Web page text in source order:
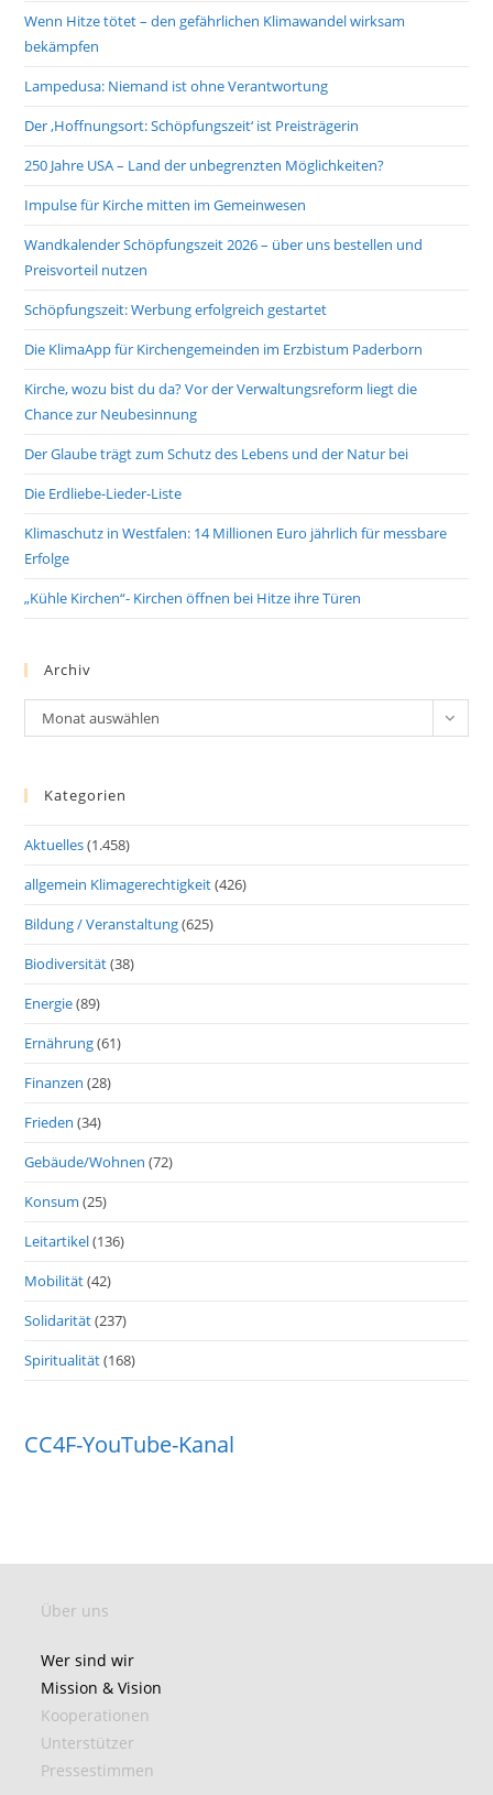
Wenn Hitze tötet – den gefährlichen Klimawandel wirksam
bekämpfen
Lampedusa: Niemand ist ohne Verantwortung
Der ‚Hoffnungsort: Schöpfungszeit‘ ist Preisträgerin
250 Jahre USA – Land der unbegrenzten Möglichkeiten?
Impulse für Kirche mitten im Gemeinwesen
Wandkalender Schöpfungszeit 2026 – über uns bestellen und
Preisvorteil nutzen
Schöpfungszeit: Werbung erfolgreich gestartet
Die KlimaApp für Kirchengemeinden im Erzbistum Paderborn
Kirche, wozu bist du da? Vor der Verwaltungsreform liegt die
Chance zur Neubesinnung
Der Glaube trägt zum Schutz des Lebens und der Natur bei
Die Erdliebe-Lieder-Liste
Klimaschutz in Westfalen: 14 Millionen Euro jährlich für messbare
Erfolge
„Kühle Kirchen“- Kirchen öffnen bei Hitze ihre Türen
Archiv
Archiv
Monat auswählen
Kategorien
Aktuelles(1.458)
allgemein Klimagerechtigkeit(426)
Bildung / Veranstaltung(625)
Biodiversität(38)
Energie(89)
Ernährung(61)
Finanzen (28)
Frieden (34)
Gebäude/Wohnen (72)
Konsum (25)
Leitartikel(136)
Mobilität(42)
Solidarität(237)
Spiritualität(168)
CC4F-YouTube-Kanal
Über uns
Wer sind wir
Mission & Vision
Kooperationen
Unterstützer
Pressestimmen